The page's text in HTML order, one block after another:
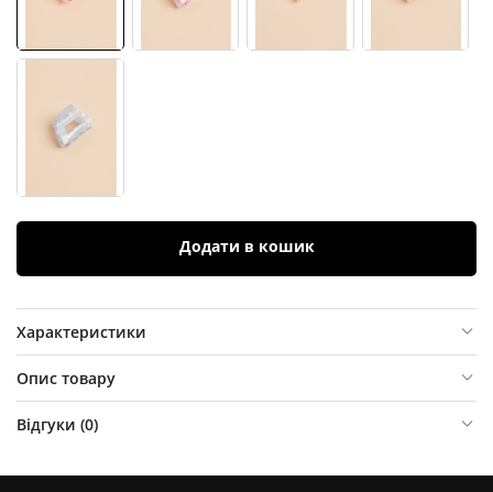
Додати в кошик
Характеристики
Опис товару
Відгуки (0)